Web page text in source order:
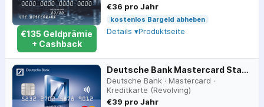
€135 Geldprämie
+ Cashback
€36 pro Jahr
kostenlos Bargeld abheben
Details ▾Produktseite
Deutsche Bank Mastercard Standard
Deutsche Bank · Mastercard ·
Kreditkarte (Revolving)
€39 pro Jahr